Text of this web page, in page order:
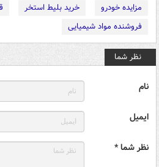
مزایده خودرو
خرید بلیط استخر
فروشنده مواد شیمیایی
نظر شما
نام
ایمیل
نظر شما *